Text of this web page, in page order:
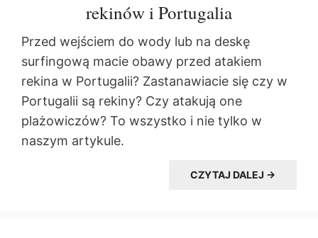
rekinów i Portugalia
Przed wejściem do wody lub na deskę
surfingową macie obawy przed atakiem
rekina w Portugalii? Zastanawiacie się czy w
Portugalii są rekiny? Czy atakują one
plażowiczów? To wszystko i nie tylko w
naszym artykule.
CZYTAJ DALEJ →